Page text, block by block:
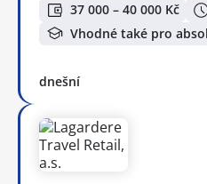
37 000 – 40 000 Kč
Vhodné také pro
dnešní